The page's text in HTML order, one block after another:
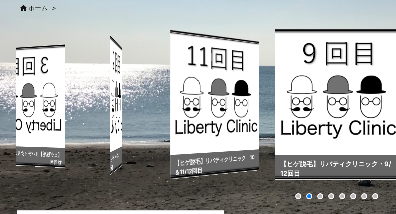
 ホーム >
ヒゲ脱毛】リバティクリニック・3/
12回目 【ヒゲ脱毛】リバティクリニック・2/
12回目
【ヒゲ脱毛】リバティクリニック 10
＆11/12回目
【ヒゲ脱毛】リバティクリニック・9/
12回目